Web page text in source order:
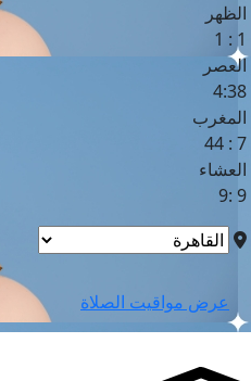
الظهر
1 : 1
العصر
4:38
المغرب
7 : 44
العشاء
9 :9
عرض مواقيت الصلاة